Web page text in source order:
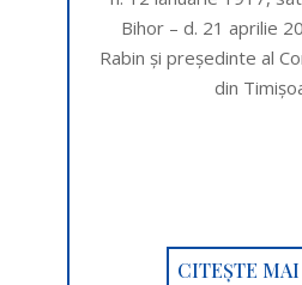
Bihor – d. 21 aprilie
Rabin şi preşedinte al
din
CITEȘTE